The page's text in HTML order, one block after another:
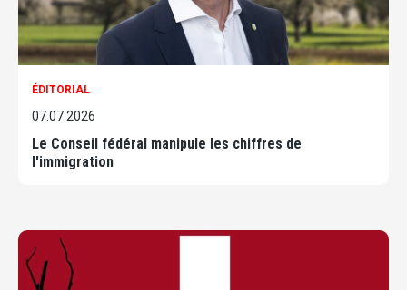
ÉDITORIAL
07.07.2026
Le Conseil fédéral manipule les chiffres de
l'immigration